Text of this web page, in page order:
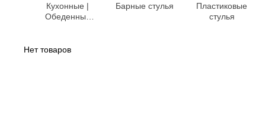
Кухонные |
Обеденные
Барные стулья
Пластиковые
стулья
Нет товаров